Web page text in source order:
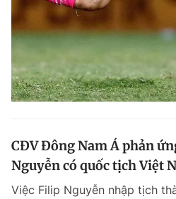
CĐV Đông Nam Á phản
Nguyễn có quốc tịch Việt
Việc Filip Nguyễn nhập tịch